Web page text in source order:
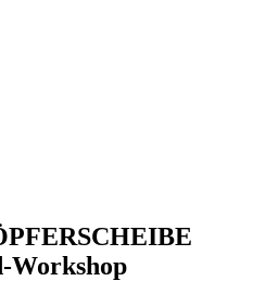
Workshop